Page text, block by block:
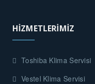
HİZMETLERİMİZ
Toshiba Klima Servisi
Vestel Klima Servisi